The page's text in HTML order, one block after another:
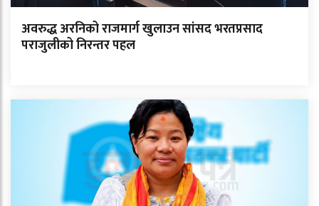
अवरुद्ध अरनिको राजमार्ग खुलाउन सांसद भरतप्रसाद
पराजुलीको निरन्तर पहल